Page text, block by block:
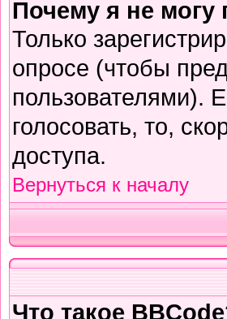
Почему я не могу
Только
опросе (чтобы
пользователями).
голосовать, то,
доступа.
Вернуться к началу
Что такое